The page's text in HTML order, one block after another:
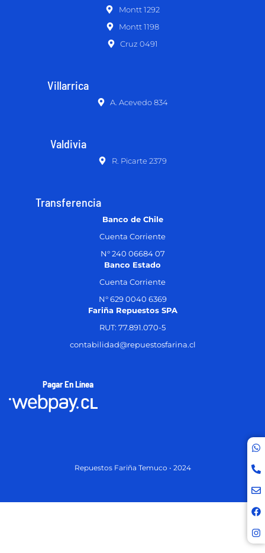
Montt 1292
Montt 1198
Cruz 0491
Villarrica
A. Acevedo 834
Valdivia
R. Picarte 2379
Transferencia
Banco de Chile
Cuenta Corriente
N° 240 06684 07
Banco Estado
Cuenta Corriente
N° 629 0040 6369
Fariña Repuestos SPA
RUT: 77.891.070-5
contabilidad@repuestosfarina.cl
Pagar En Línea
Repuestos Fariña Temuco • 2024